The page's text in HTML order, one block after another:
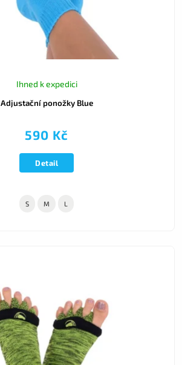
Adjustační ponožky Blue
Ihned k expedici
590 Kč
Detail
S M L